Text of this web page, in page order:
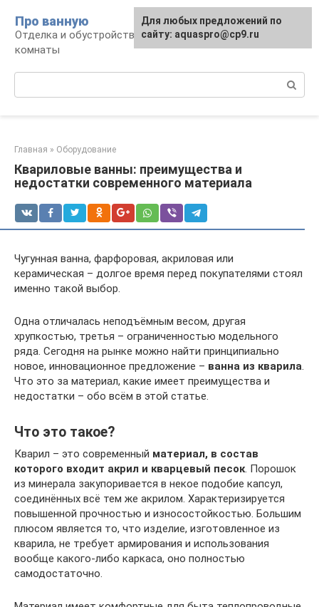
контенту
Про ванную
Отделка и обустройство современной ванной
комнаты
Главная » Оборудование
Квариловые ванны: преимущества и
недостатки современного материала
Чугунная ванна, фарфоровая, акриловая или
керамическая – долгое время перед покупателями стоял
именно такой выбор.
Одна отличалась неподъёмным весом, другая
хрупкостью, третья – ограниченностью модельного
ряда. Сегодня на рынке можно найти принципиально
новое, инновационное предложение – ванна из кварила.
Что это за материал, какие имеет преимущества и
недостатки – обо всём в этой статье.
Что это такое?
Кварил – это современный материал, в состав
которого входит акрил и кварцевый песок. Порошок
из минерала закупоривается в некое подобие капсул,
соединённых всё тем же акрилом. Характеризируется
повышенной прочностью и износостойкостью. Большим
плюсом является то, что изделие, изготовленное из
кварила, не требует армирования и использования
вообще какого-либо каркаса, оно полностью
самодостаточно.
Для любых предложений по
сайту: aquaspro@cp9.ru